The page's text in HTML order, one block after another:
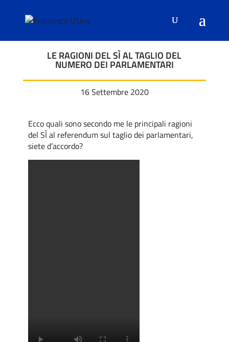
LE RAGIONI DEL SÌ AL TAGLIO DEL
NUMERO DEI PARLAMENTARI
16 Settembre 2020
Ecco quali sono secondo me le principali ragioni
del SÌ al referendum sul taglio dei parlamentari,
siete d’accordo?